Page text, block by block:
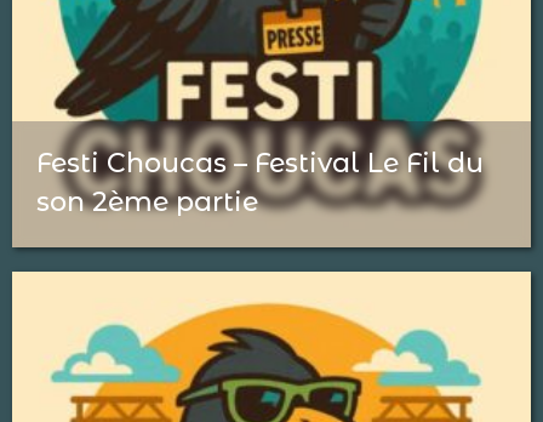
Festi Choucas – Festival Le Fil du
son 2ème partie